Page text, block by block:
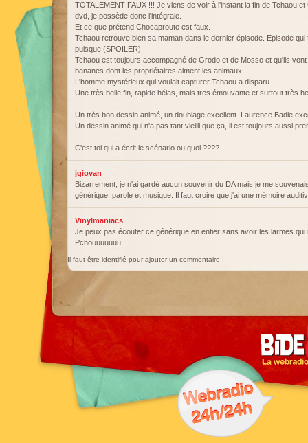
TOTALEMENT FAUX !!! Je viens de voir à l'instant la fin de Tchaou
dvd, je possède donc l'intégrale.
Et ce que prétend Chocaproute est faux.
Tchaou retrouve bien sa maman dans le dernier épisode. Episode qui
puisque (SPOILER)
Tchaou est toujours accompagné de Grodo et de Mosso et qu'ils
bananes dont les propriétaires aiment les animaux.
L'homme mystérieux qui voulait capturer Tchaou a disparu.
Une très belle fin, rapide hélas, mais tres émouvante et surtout très
Un très bon dessin animé, un doublage excellent. Laurence Badie
Un dessin animé qui n'a pas tant vieilli que ça, il est toujours aussi
C'est toi qui a écrit le scénario ou quoi ????
jgiovan
Bizarrement, je n'ai gardé aucun souvenir du DA mais je me
générique, parole et musique. Il faut croire que j'ai une mémoire
Vinylmaniacs
Je peux pas écouter ce générique en entier sans avoir les larmes qui
Pchouuuuuuu….
Il faut être identifié pour ajouter un commentaire !